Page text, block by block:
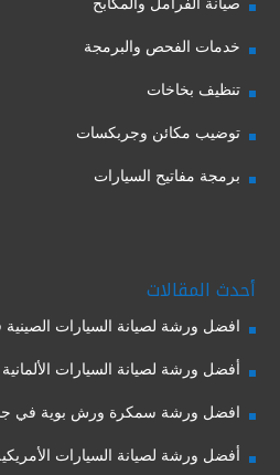
خدمات الفحص والبرمجة
تنظيف بخاخات
توضيب مكائن وجربكسات
برمجة مفاتيح السيارات
أحدث المقالات
افضل ورشة لصيانة السيارات
أفضل ورشة لصيانة السيارات
افضل ورشة سمكرة ورش بوية في
أفضل ورشة لصيانة السيارات